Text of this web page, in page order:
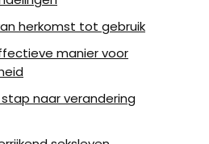
herkomst tot gebruik
manier voor
naar verandering